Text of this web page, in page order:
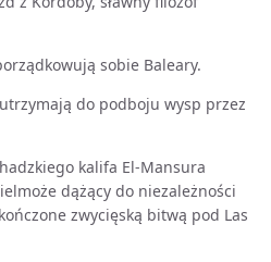
sobie Baleary.
do podboju wysp przez
kalifa El-Mansura
dążący do niezależności
zwycięską bitwą pod Las